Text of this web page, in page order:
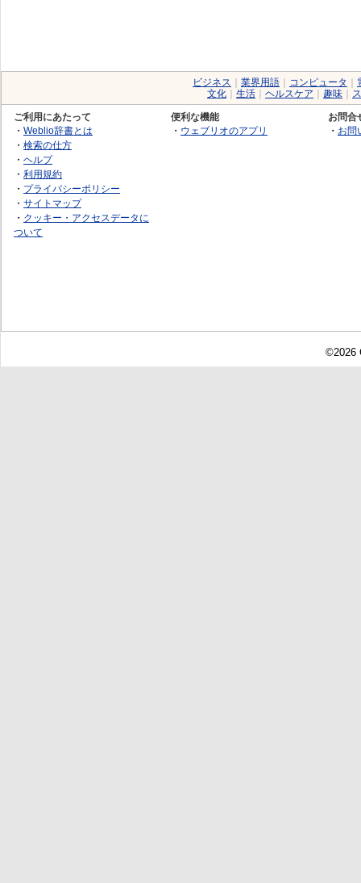
ビジネス 業界用語 コンピュータ
文化
生活 ヘルスケア 趣味
ご利用にあたって
・ Weblio辞書とは
・ 検索の仕方
・ ヘルプ
・ 利用規約
・ プライバシーポリシー
・ サイトマップ
・ クッキー・アクセスデータに
ついて
便利な機能
・ ウェブリオのアプリ
お問合
・ お問
©2026